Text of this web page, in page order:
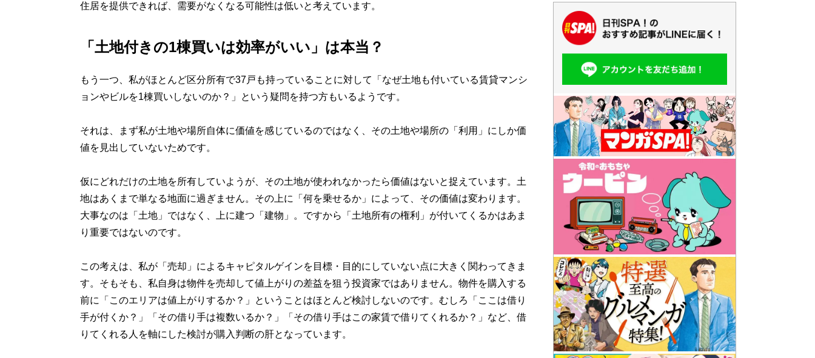
住居を提供できれば、需要がなくなる可能性は低いと考えています。
「土地付きの1棟買いは効率がいい」は本当？
もう一つ、私がほとんど区分所有で37戸も持っていることに対して「なぜ土地も付いている賃貸マンシ
ョンやビルを1棟買いしないのか？」という疑問を持つ方もいるようです。
それは、まず私が土地や場所自体に価値を感じているのではなく、その土地や場所の「利用」にしか価
値を見出していないためです。
仮にどれだけの土地を所有していようが、その土地が使われなかったら価値はないと捉えています。土
地はあくまで単なる地面に過ぎません。その上に「何を乗せるか」によって、その価値は変わります。
大事なのは「土地」ではなく、上に建つ「建物」。ですから「土地所有の権利」が付いてくるかはあま
り重要ではないのです。
この考えは、私が「売却」によるキャピタルゲインを目標・目的にしていない点に大きく関わってきま
す。そもそも、私自身は物件を売却して値上がりの差益を狙う投資家ではありません。物件を購入する
前に「このエリアは値上がりするか？」ということはほとんど検討しないのです。むしろ「ここは借り
手が付くか？」「その借り手は複数いるか？」「その借り手はこの家賃で借りてくれるか？」など、借
りてくれる人を軸にした検討が購入判断の肝となっています。